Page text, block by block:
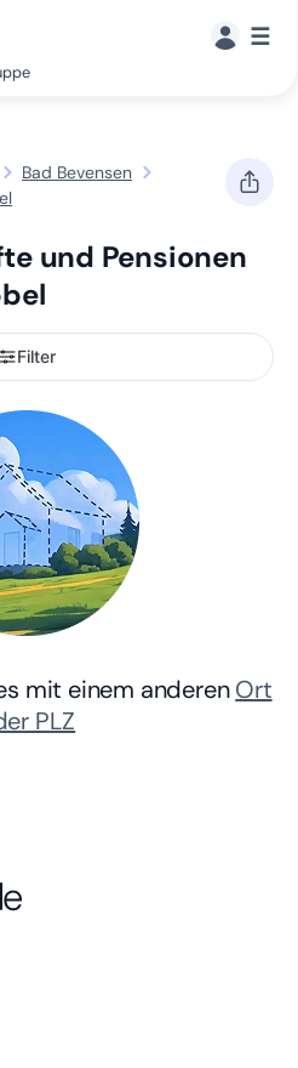
☰
Bad Bevensen
und Pensionen
Filter
mit einem anderenOrt
PLZ